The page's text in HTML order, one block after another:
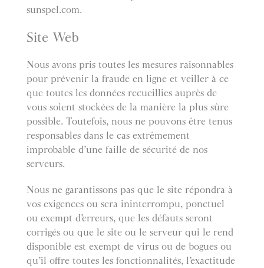
sunspel.com.
Site Web
Nous avons pris toutes les mesures raisonnables
pour prévenir la fraude en ligne et veiller à ce
que toutes les données recueillies auprès de
vous soient stockées de la manière la plus sûre
possible. Toutefois, nous ne pouvons être tenus
responsables dans le cas extrêmement
improbable d’une faille de sécurité de nos
serveurs.
Nous ne garantissons pas que le site répondra à
vos exigences ou sera ininterrompu, ponctuel
ou exempt d’erreurs, que les défauts seront
corrigés ou que le site ou le serveur qui le rend
disponible est exempt de virus ou de bogues ou
qu’il offre toutes les fonctionnalités, l’exactitude